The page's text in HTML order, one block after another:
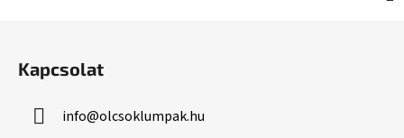
Kapcsolat
info@olcsoklumpak.hu